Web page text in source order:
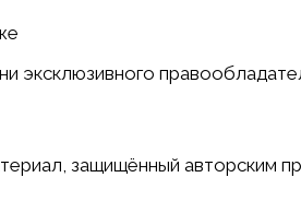
эксклюзивного
защищённый авторским